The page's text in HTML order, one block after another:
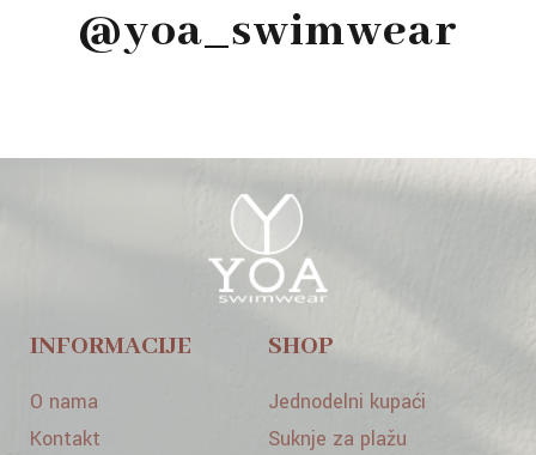
@yoa_swimwear
INFORMACIJE
O nama
Kontakt
SHOP
Jednodelni kupaći
Suknje za plažu